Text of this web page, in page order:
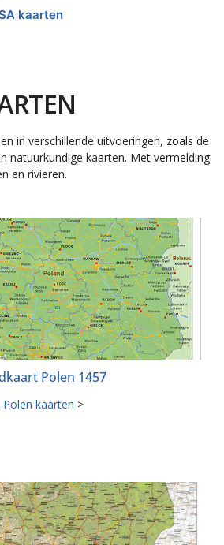
kaarten
in verschillende uitvoeringen, zoals de
natuurkundige kaarten. Met vermelding
en rivieren.
Polen 1457
Polen kaarten >